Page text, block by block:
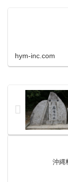
hym-inc.com
沖縄